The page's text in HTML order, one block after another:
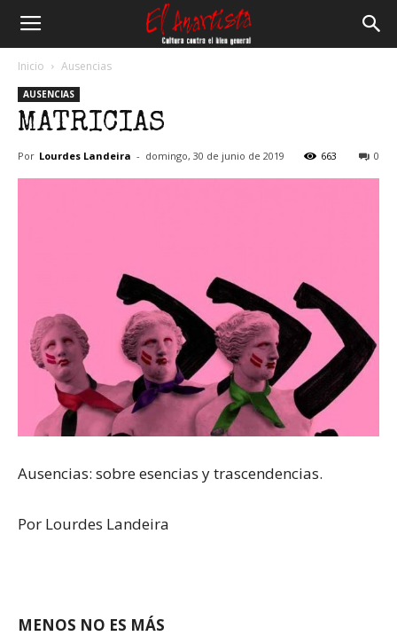
Anartista
Inicio Ausencias
AUSENCIAS
MATRICIAS
Por Lourdes Landeira - domingo, 30 de junio de 2019 663 0
Ausencias: sobre esencias y trascendencias.
Por Lourdes Landeira
MENOS NO ES MÁS